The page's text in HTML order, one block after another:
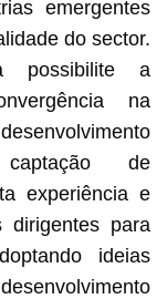
emergentes
do sector.
possibilite a
na
de
experiência e
dirigentes para
ideias